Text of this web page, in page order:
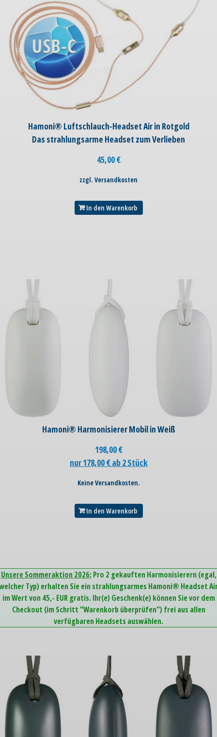
Hamoni® Luftschlauch-Headset Air in Rotgold
Das strahlungsarme Headset zum Verlieben
45,00€
zzgl. Versandkosten
In den Warenkorb
Hamoni® Harmonisierer Mobil in Weiß
198,00€
nur 178,00 € ab 2 Stück
Keine Versandkosten.
In den Warenkorb
Unsere Sommeraktion 2026: Pro 2 gekauften Harmonisierern (egal,
Typ) erhalten Sie ein strahlungsarmes Hamoni® Headset
im Wert von 45,- EUR gratis. Ihr(e) Geschenk(e) können Sie vor dem
Checkout (im Schritt "Warenkorb überprüfen") frei aus allen
verfügbaren Headsets auswählen.